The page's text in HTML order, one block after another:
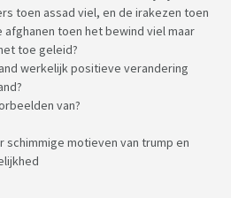
toen assad viel, en de irakezen toen
afghanen toen het bewind viel maar
toe geleid?
werkelijk positieve verandering
van?
schimmige motieven van trump en